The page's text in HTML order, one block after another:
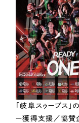
「岐阜スゥープス」
ー獲得支援／協賛